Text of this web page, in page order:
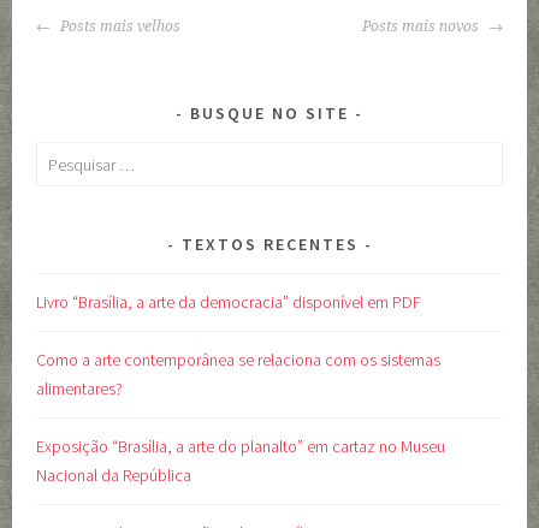
NAVEGAÇÃO
Posts mais velhos Posts mais novos
BUSQUE NO SITE
Pesquisar
TEXTOS RECENTES
Livro “Brasília, a arte da democracia” disponível em PDF
Como a arte contemporânea se relaciona com os sistemas
alimentares?
Exposição “Brasília, a arte do planalto” em cartaz no Museu
Nacional da República